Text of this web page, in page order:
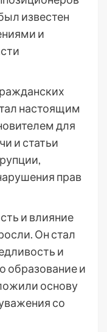
известен
и
настоящим
для
и статьи
прав
и влияние
Он стал
и
образование и
основу
со